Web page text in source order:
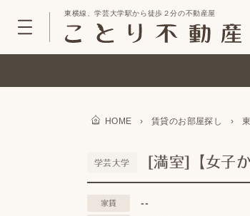
東横線、学芸大学駅から徒歩２分の不動産屋
HOME › 賃貸のお部屋探し ›
学芸大学 [満室]【女子
家賃 --